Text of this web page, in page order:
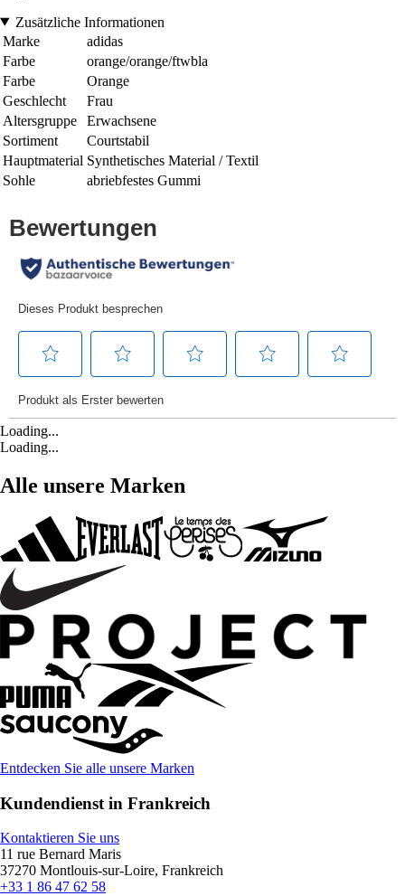
Zusätzliche Informationen
Marke
adidas
Farbe
orange/orange/ftwbla
Farbe
Orange
Geschlecht
Frau
Altersgruppe
Erwachsene
Sortiment
Courtstabil
Hauptmaterial Synthetisches Material / Textil
Sohle
abriebfestes Gummi
Loading...
Loading...
Alle unsere Marken
Entdecken Sie alle unsere Marken
Kundendienst in Frankreich
Kontaktieren Sie uns
11 rue Bernard Maris
37270 Montlouis-sur-Loire, Frankreich
+33 1 86 47 62 58